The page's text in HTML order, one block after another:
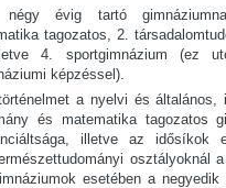
évig tartó
tagozatos, 2.
4. sportgimnázium (ez
képzéssel).
a nyelvi és általános,
és matematika tagozatos
illetve az
osztályoknál
esetében a